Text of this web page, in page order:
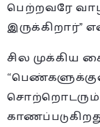
பெற்றவரே
இருக்கிறார்”
சில முக்கிய
சொற்றொடரும்